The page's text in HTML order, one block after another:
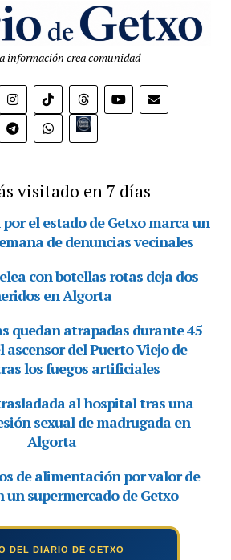
información crea comunidad
Bio.link
visitado en 7 días
DEL DIARIO DE GETXO